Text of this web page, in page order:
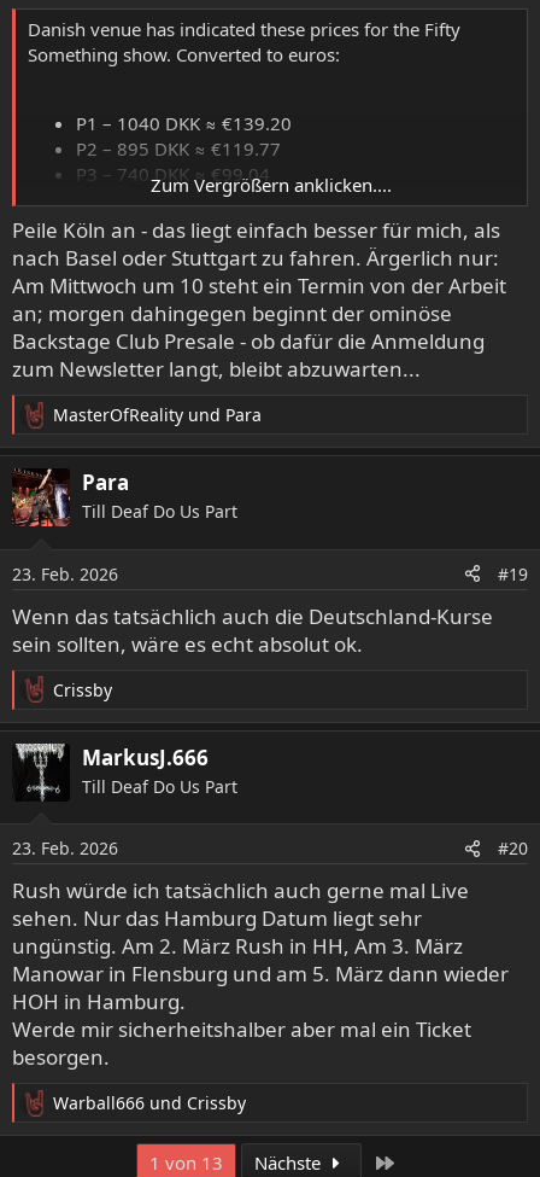
Danish venue has indicated these prices for the Fifty
Something show. Converted to euros:
P1 – 1040 DKK ≈ €139.20
P2 – 895 DKK ≈ €119.77
P3 – 740 DKK ≈ €99.04
P4 – 540 DKK ≈ €72.28
Zum Vergrößern anklicken....
Peile Köln an - das liegt einfach besser für mich, als
nach Basel oder Stuttgart zu fahren. Ärgerlich nur:
Am Mittwoch um 10 steht ein Termin von der Arbeit
an; morgen dahingegen beginnt der ominöse
Backstage Club Presale - ob dafür die Anmeldung
zum Newsletter langt, bleibt abzuwarten...
R
e
a
k
t
n
e
n
:
MasterOfReality und Para
Para
Till Deaf Do Us Part
23. Feb. 2026 #19
Wenn das tatsächlich auch die Deutschland-Kurse
sein sollten, wäre es echt absolut ok.
R
e
a
k
n
e
n
:
Crissby
MarkusJ.666
Till Deaf Do Us Part
23. Feb. 2026 #20
Rush würde ich tatsächlich auch gerne mal Live
sehen. Nur das Hamburg Datum liegt sehr
ungünstig. Am 2. März Rush in HH, Am 3. März
Manowar in Flensburg und am 5. März dann wieder
HOH in Hamburg.
Werde mir sicherheitshalber aber mal ein Ticket
besorgen.
R
e
Warball666 und Crissby
1 von 13 Nächste